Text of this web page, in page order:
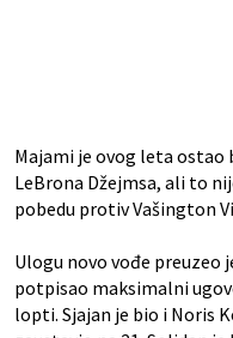
Majami je ovog leta ostao
LeBrona Džejmsa, ali to
pobedu protiv Vašington
Ulogu novo vođe preuzeo
potpisao maksimalni
lopti. Sjajan je bio i Noris